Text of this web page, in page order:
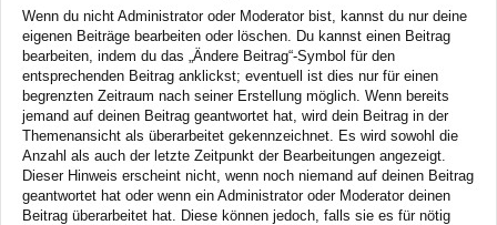
Wenn du nicht Administrator oder Moderator bist, kannst du nur deine
eigenen Beiträge bearbeiten oder löschen. Du kannst einen Beitrag
bearbeiten, indem du das „Ändere Beitrag“-Symbol für den
entsprechenden Beitrag anklickst; eventuell ist dies nur für einen
begrenzten Zeitraum nach seiner Erstellung möglich. Wenn bereits
jemand auf deinen Beitrag geantwortet hat, wird dein Beitrag in der
Themenansicht als überarbeitet gekennzeichnet. Es wird sowohl die
Anzahl als auch der letzte Zeitpunkt der Bearbeitungen angezeigt.
Dieser Hinweis erscheint nicht, wenn noch niemand auf deinen Beitrag
geantwortet hat oder wenn ein Administrator oder Moderator deinen
Beitrag überarbeitet hat. Diese können jedoch, falls sie es für nötig